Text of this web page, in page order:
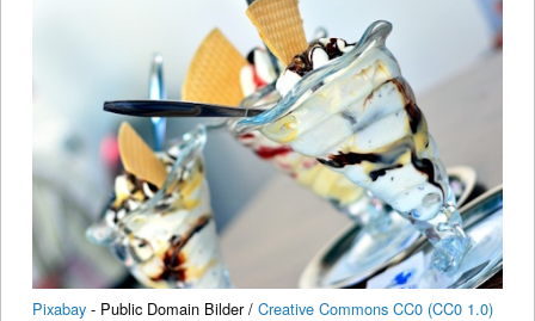
Pixabay - Public Domain Bilder / Creative Commons CC0 (CC0 1.0)